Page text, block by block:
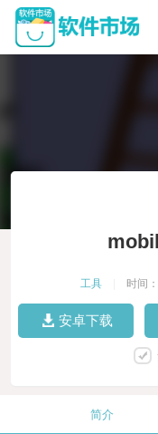
工具 时间
安卓下载
简介